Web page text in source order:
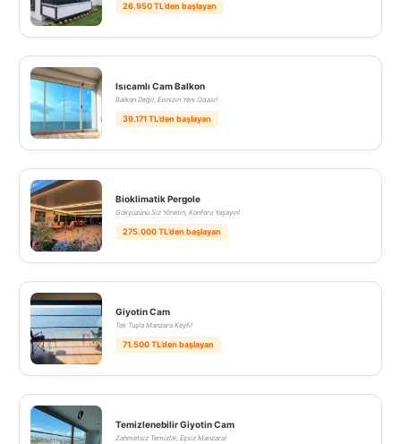
26.950 TL’den başlayan
Isıcamlı Cam Balkon
Balkon Değil, Evinizin Yeni Odası!
39.171 TL’den başlayan
Bioklimatik Pergole
Gökyüzünü Siz Yönetin, Konforu Yaşayın!
275.000 TL’den başlayan
Giyotin Cam
Tek Tuşla Manzara Keyfi!
71.500 TL’den başlayan
Temizlenebilir Giyotin Cam
Zahmetsiz Temizlik, Eşsiz Manzara!